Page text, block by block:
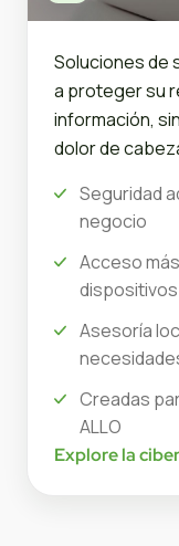
Soluciones de
a proteger su
información,
dolor de
Seguridad
negocio
Acceso
dispositivos
Asesoría
Creadas
ALLO
Explore la